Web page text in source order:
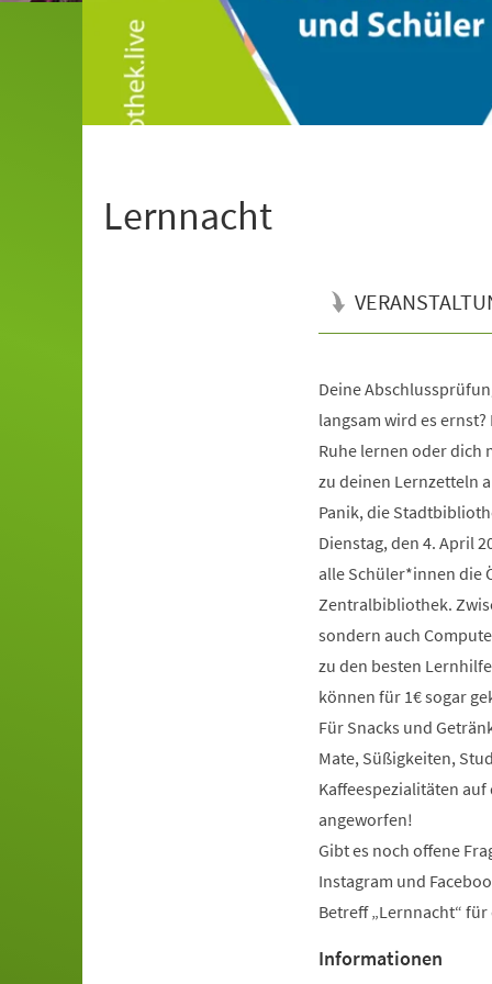
Lernnacht
Deine
langsam wird es
Ruhe lernen oder dich
zu deinen Lernzetteln
Panik, die
Dienstag, den 4. April
alle Schüler*innen die
Zentralbibliothek.
sondern auch
zu den besten
können für 1€ sogar
Für Snacks und
Mate, Süßigkeiten,
Kaffeespezialitäten auf
angeworfen!
Gibt es noch offene
Instagram und
Betreff „Lernnacht“ für
Informationen